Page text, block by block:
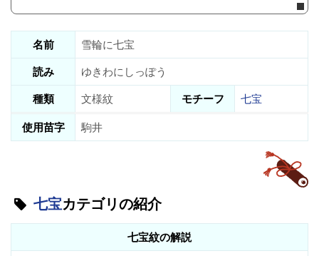
名前
雪輪に七宝
読み
ゆきわにしっぽう
種類
文様紋 モチーフ
七宝
使用苗字
駒井
七宝カテゴリの紹介
七宝紋の解説